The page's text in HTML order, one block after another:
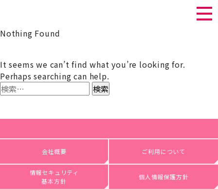
Nothing Found
It seems we can’t find what you’re looking for.
Perhaps searching can help.
検
索:
会社概要 ご利用について
情報セキュリティ
基本方針
個人情報保護方針